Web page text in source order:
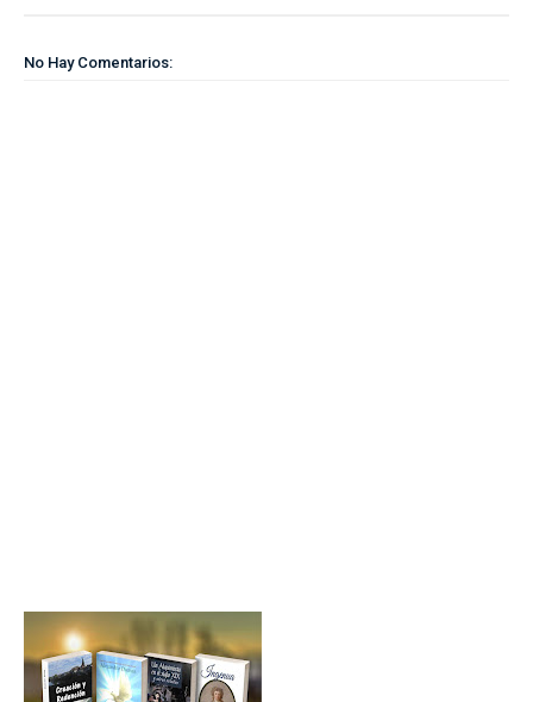
No Hay Comentarios: